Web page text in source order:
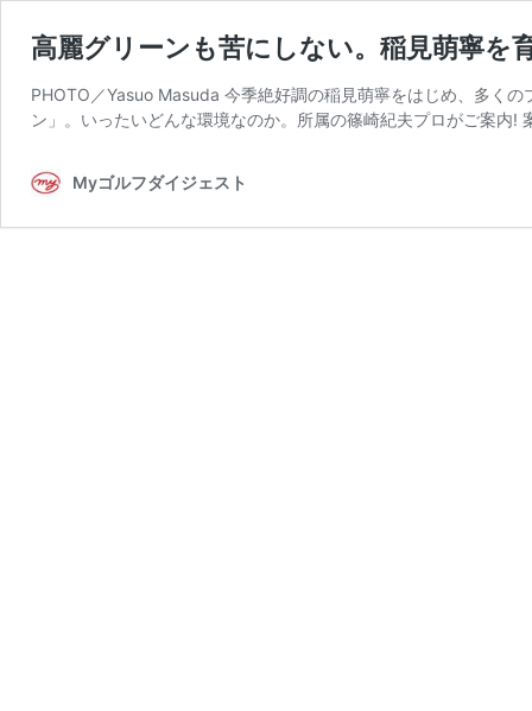
高麗グリーンも苦にしない。稲見萌寧を
PHOTO／Yasuo Masuda 今季絶好調の稲見萌寧をはじめ、多く
ン」。いったいどんな環境なのか。所属の篠崎紀夫プロがご案内
Myゴルフダイジェスト